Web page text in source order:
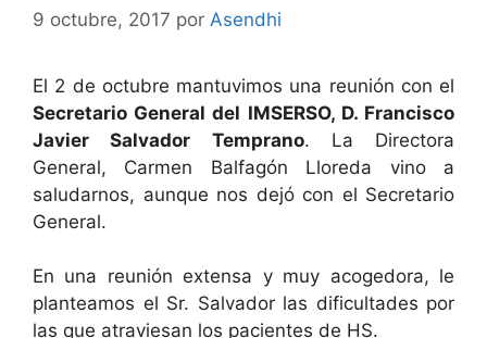
9 octubre, 2017 por Asendhi
El 2 de octubre mantuvimos una reunión con el
Secretario General del IMSERSO, D. Francisco
Javier Salvador Temprano. La Directora
General, Carmen Balfagón Lloreda vino a
saludarnos, aunque nos dejó con el Secretario
General.
En una reunión extensa y muy acogedora, le
planteamos el Sr. Salvador las dificultades por
las que atraviesan los pacientes de HS.